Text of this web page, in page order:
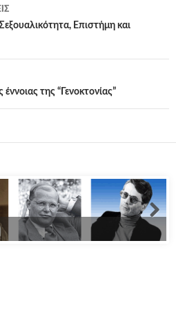
Επιστήμη και
έννοιας της “Γενοκτονίας”